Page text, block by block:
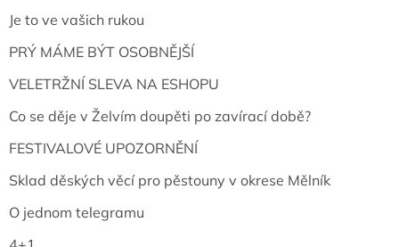
Je to ve vašich rukou
PRÝ MÁME BÝT OSOBNĚJŠÍ
VELETRŽNÍ SLEVA NA ESHOPU
Co se děje v Želvím doupěti po zavírací době?
FESTIVALOVÉ UPOZORNĚNÍ
Sklad děských věcí pro pěstouny v okrese Mělník
O jednom telegramu